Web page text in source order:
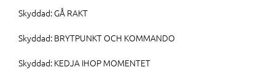
Skyddad: GÅ RAKT
Skyddad: BRYTPUNKT OCH KOMMANDO
Skyddad: KEDJA IHOP MOMENTET